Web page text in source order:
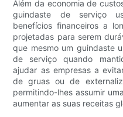
Além da economia de
guindaste de serviço
benefícios financeiros a
projetadas para serem
que mesmo um guindaste
de serviço quando
ajudar as empresas a
de gruas ou de
permitindo-lhes assumir
aumentar as suas receitas